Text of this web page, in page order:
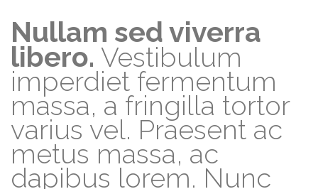
Nullam sed viverra
libero. Vestibulum
imperdiet fermentum
massa, a fringilla tortor
varius vel. Praesent ac
metus massa, ac
dapibus lorem. Nunc